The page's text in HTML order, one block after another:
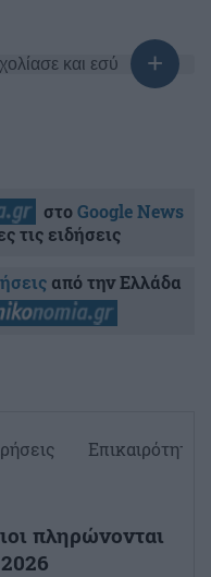
και εσύ
στοGoogle News
τις ειδήσεις
από την Ελλάδα
Επικαιρότητα
πληρώνονται